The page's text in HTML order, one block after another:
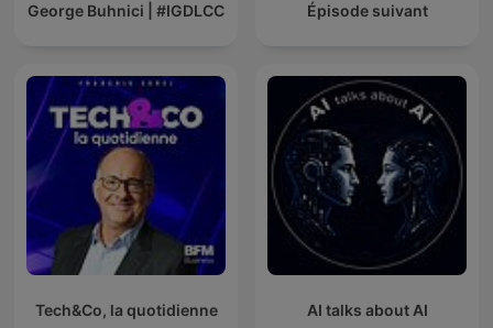
George Buhnici | #IGDLCC Épisode suivant
Tech&Co, la quotidienne AI talks about AI